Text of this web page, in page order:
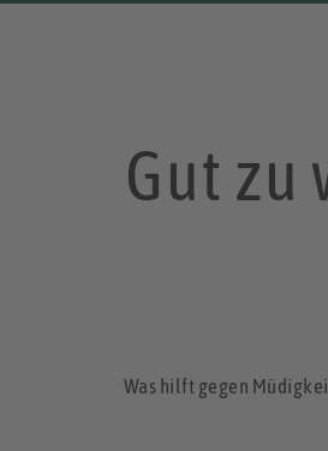
Gut
Was hilft gegen